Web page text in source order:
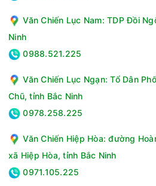
đầy kịch tính.
Kết hợp với HDR10, Dynamic QNED
cao độ tương phản và chi tiết, giúp
Văn Chiến Lục Nam: TDP Đồi
Ninh
0988.521.225
Văn Chiến Lục Ngạn: Tổ Dân
Chũ, tỉnh Bắc Ninh
0978.258.225
Văn Chiến Hiệp Hòa: đường
xã Hiệp Hòa, tỉnh Bắc Ninh
0971.105.225